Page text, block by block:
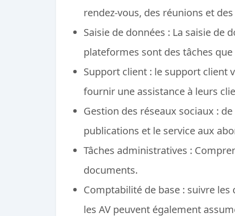
rendez-vous, des réunions et
Saisie de données : La saisie de
plateformes sont des tâches
Support client : le support client
fournir une assistance à leurs
Gestion des réseaux sociaux :
publications et le service aux
Tâches administratives :
documents.
Comptabilité de base : suivre
les AV peuvent également